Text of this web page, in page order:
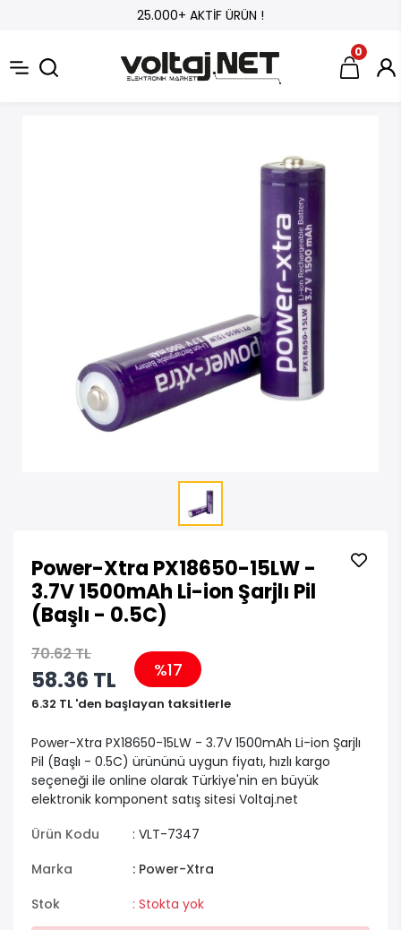
25.000+ AKTİF ÜRÜN !
0
Power-Xtra PX18650-15LW -
3.7V 1500mAh Li-ion Şarjlı Pil
(Başlı - 0.5C)
70.62 TL
58.36 TL %17
6.32 TL 'den başlayan taksitlerle
Power-Xtra PX18650-15LW - 3.7V 1500mAh Li-ion Şarjlı
Pil (Başlı - 0.5C) ürününü uygun fiyatı, hızlı kargo
seçeneği ile online olarak Türkiye'nin en büyük
elektronik komponent satış sitesi Voltaj.net
Ürün Kodu
: VLT-7347
Marka
: Power-Xtra
Stok
: Stokta yok